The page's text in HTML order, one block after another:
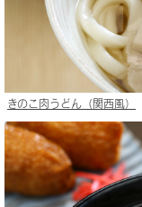
きのこ肉うどん（関西風）